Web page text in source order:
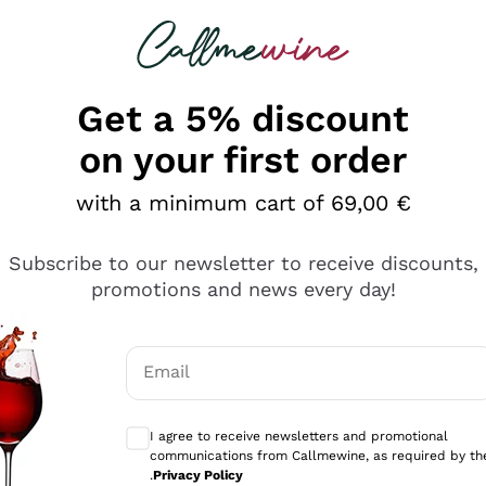
looking for
diversi e con un ampio range di prezzo. Le
Get a 5% discount
on your first order
with a minimum cart of 69,00 €
Subscribe to our newsletter to receive discounts,
promotions and news every day!
Email
I agree to receive newsletters and promotional
communications from Callmewine, as required by
.Privacy Policy